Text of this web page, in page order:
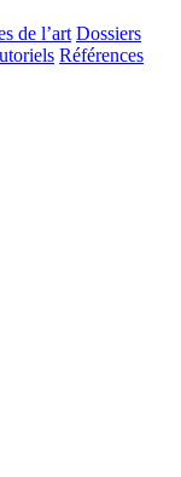
de l’art Dossiers
Références